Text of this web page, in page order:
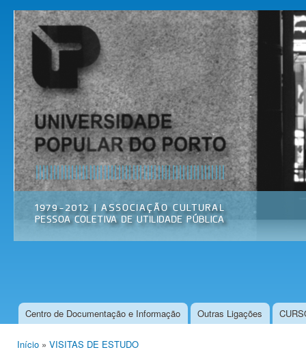
Universidade
Popular do
Porto
Associação
Cultural
Menu principal
Centro de Documentação e Informação Outras Ligações
Início » VISITAS DE ESTUDO